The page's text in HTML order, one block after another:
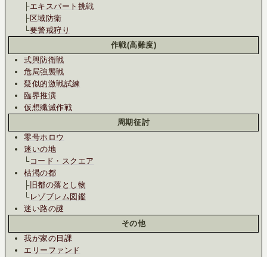
├エキスパート挑戦
├区域防衛
└要警戒狩り
作戦(高難度)
式輿防衛戦
危局強襲戦
疑似的激戦試練
臨界推演
仮想殲滅作戦
周期征討
零号ホロウ
迷いの地
└コード・スクエア
枯渇の都
├旧都の落とし物
└レゾブレム図鑑
迷い路の謎
その他
我が家の日課
エリーファンド